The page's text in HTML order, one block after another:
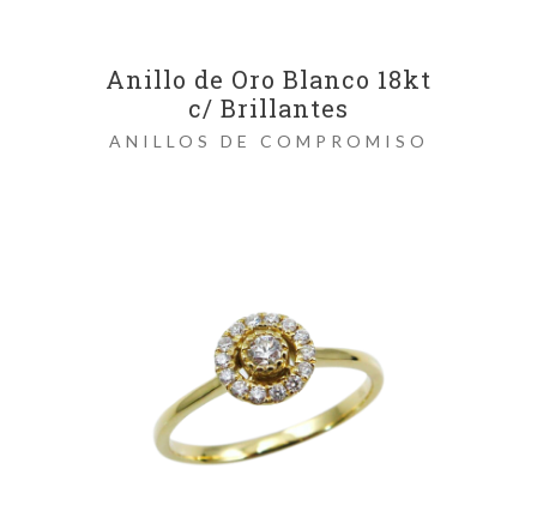
Anillo de Oro Blanco 18kt
c/ Brillantes
ANILLOS DE COMPROMISO